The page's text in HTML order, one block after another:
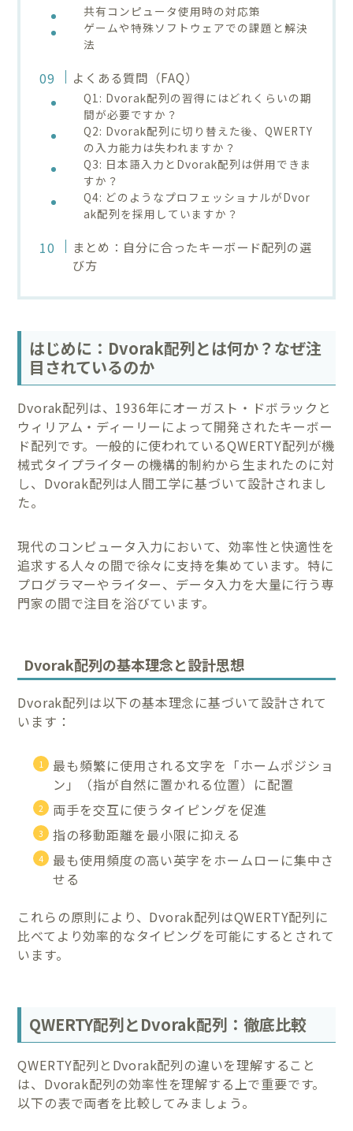
共有コンピュータ使用時の対応策
ゲームや特殊ソフトウェアでの課題と解決
法
よくある質問（FAQ）
Q1: Dvorak配列の習得にはどれくらいの期
間が必要ですか？
Q2: Dvorak配列に切り替えた後、QWERTY
の入力能力は失われますか？
Q3: 日本語入力とDvorak配列は併用できま
すか？
Q4: どのようなプロフェッショナルがDvor
ak配列を採用していますか？
まとめ：自分に合ったキーボード配列の選
び方
はじめに：Dvorak配列とは何か？なぜ注
目されているのか
Dvorak配列は、1936年にオーガスト・ドボラックと
ウィリアム・ディーリーによって開発されたキーボー
ド配列です。一般的に使われているQWERTY配列が機
械式タイプライターの機構的制約から生まれたのに対
し、Dvorak配列は人間工学に基づいて設計されまし
た。
現代のコンピュータ入力において、効率性と快適性を
追求する人々の間で徐々に支持を集めています。特に
プログラマーやライター、データ入力を大量に行う専
門家の間で注目を浴びています。
Dvorak配列の基本理念と設計思想
Dvorak配列は以下の基本理念に基づいて設計されて
います：
最も頻繁に使用される文字を「ホームポジショ
ン」（指が自然に置かれる位置）に配置
両手を交互に使うタイピングを促進
指の移動距離を最小限に抑える
最も使用頻度の高い英字をホームローに集中さ
せる
これらの原則により、Dvorak配列はQWERTY配列に
比べてより効率的なタイピングを可能にするとされて
います。
QWERTY配列とDvorak配列：徹底比較
QWERTY配列とDvorak配列の違いを理解すること
は、Dvorak配列の効率性を理解する上で重要です。
以下の表で両者を比較してみましょう。